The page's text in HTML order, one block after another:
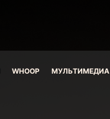
WHOOP МУЛЬТИМЕДИА